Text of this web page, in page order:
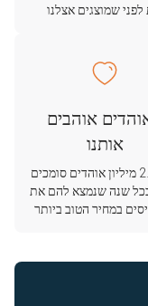
שמוצגים אצלנו
אוהבים
אותנו
מעל 2.5 מיליון אוהדים סומכים
בכל שנה שנמצא להם את
במחיר הטוב ביותר